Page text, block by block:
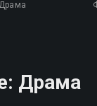
Драма